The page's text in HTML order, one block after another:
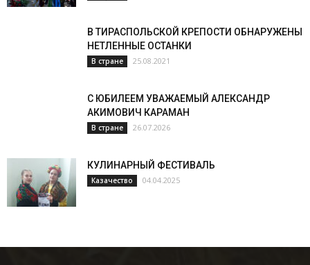
В ТИРАСПОЛЬСКОЙ КРЕПОСТИ ОБНАРУЖЕНЫ
НЕТЛЕННЫЕ ОСТАНКИ
В стране 25.08.2021
С ЮБИЛЕЕМ УВАЖАЕМЫЙ АЛЕКСАНДР
АКИМОВИЧ КАРАМАН
В стране 26.07.2026
КУЛИНАРНЫЙ ФЕСТИВАЛЬ
Казачество 04.04.2025